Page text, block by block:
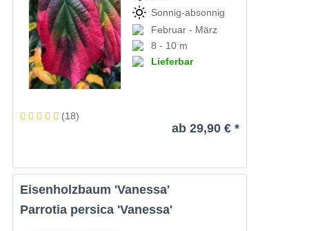
Sonnig-absonnig
Februar - März
8 - 10 m
Lieferbar
(18)
ab 29,90 € *
Eisenholzbaum 'Vanessa'
Parrotia persica 'Vanessa'